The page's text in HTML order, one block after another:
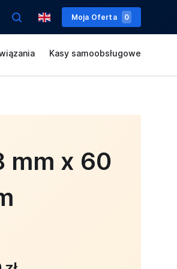
Moja Oferta 0
Kasy samoobsługowe
mm x 60